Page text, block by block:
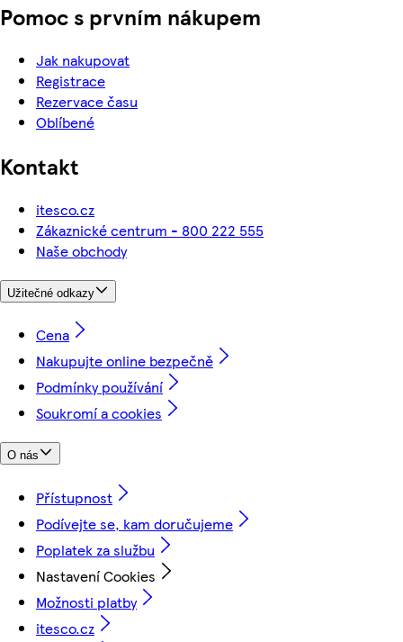
Pomoc s prvním nákupem
Jak nakupovat
Registrace
Rezervace času
Oblíbené
Kontakt
itesco.cz
Zákaznické centrum - 800 222 555
Naše obchody
Užitečné odkazy
Cena
Nakupujte online bezpečně
Podmínky používání
Soukromí a cookies
O nás
Přístupnost
Podívejte se, kam doručujeme
Poplatek za službu
Nastavení Cookies
Možnosti platby
itesco.cz